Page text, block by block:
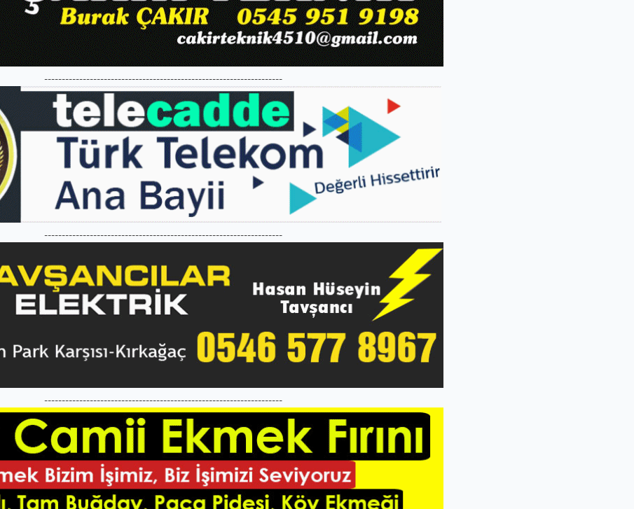
--------------------------------------------------------------------
--------------------------------------------------------------------
--------------------------------------------------------------------